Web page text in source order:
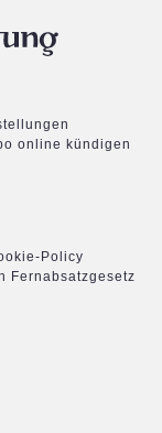
online kündigen
Policy
Fernabsatzgesetz